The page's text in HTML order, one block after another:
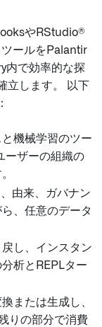
やRStudio®
ールをPalantir
内で効率的な探
立します。 以下
機械学習のツー
ーザーの組織の
由来、ガバナン
、任意のデータ
し、インスタン
析とREPLター
または生成し、
りの部分で消費